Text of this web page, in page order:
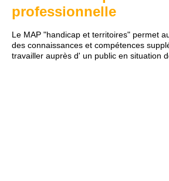
professionnelle
Le MAP "handicap et territoires" permet
des connaissances et compétences
travailler auprès d' un public en situation